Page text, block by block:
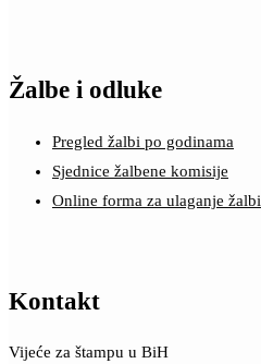
Žalbe i odluke
Pregled žalbi po godinama
Sjednice žalbene komisije
Online forma za ulaganje žalbi
Kontakt
Vijeće za štampu u BiH